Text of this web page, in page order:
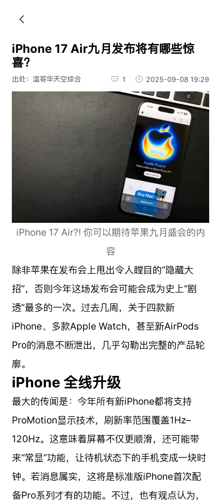
iPhone 17 Air九月发布将有哪些惊
喜？
出处：温哥华天空综合 1 2025-09-08 19:29
iPhone 17 Air?! 你可以期待苹果九月盛会的内
容
除非苹果在发布会上甩出令人瞠目的“隐藏大
招”，否则今年这场发布会可能会成为史上“剧
透”最多的一次。过去几周，关于四款新
iPhone、多款Apple Watch，甚至新AirPods
Pro的消息不断泄出，几乎勾勒出完整的产品轮
廓。
iPhone 全线升级
最大的传闻是：今年所有新iPhone都将支持
ProMotion显示技术，刷新率范围覆盖1Hz–
120Hz。这意味着屏幕不仅更顺滑，还可能带
来“常显”功能，让待机状态下的手机变成一块时
钟。若消息属实，这将是标准版iPhone首次配
备Pro系列才有的功能。不过，也有观点认为，